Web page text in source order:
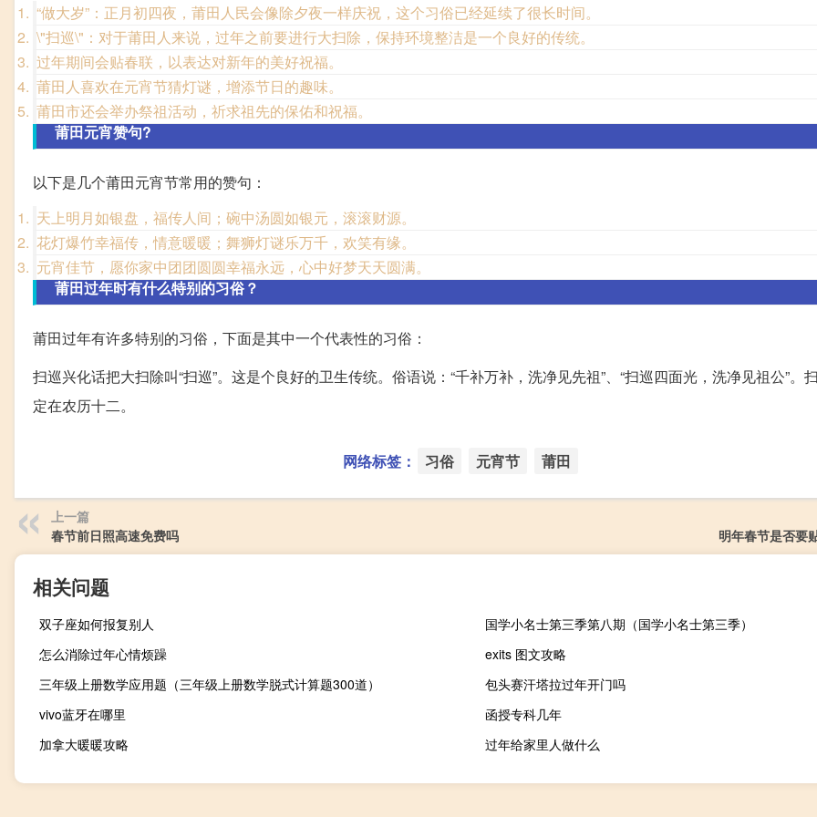
“做大岁”：正月初四夜，莆田人民会像除夕夜一样庆祝，这个习俗已经延续了很长时间。
\"扫巡\"：对于莆田人来说，过年之前要进行大扫除，保持环境整洁是一个良好的传统。
过年期间会贴春联，以表达对新年的美好祝福。
莆田人喜欢在元宵节猜灯谜，增添节日的趣味。
莆田市还会举办祭祖活动，祈求祖先的保佑和祝福。
莆田元宵赞句?
以下是几个莆田元宵节常用的赞句：
天上明月如银盘，福传人间；碗中汤圆如银元，滚滚财源。
花灯爆竹幸福传，情意暖暖；舞狮灯谜乐万千，欢笑有缘。
元宵佳节，愿你家中团团圆圆幸福永远，心中好梦天天圆满。
莆田过年时有什么特别的习俗？
莆田过年有许多特别的习俗，下面是其中一个代表性的习俗：
扫巡兴化话把大扫除叫“扫巡”。这是个良好的卫生传统。俗语说：“千补万补，洗净见先祖”、“扫巡四面光，洗净见祖公”。
定在农历十二。
网络标签： 习俗 元宵节 莆田
上一篇
春节前日照高速免费吗
明年春节是否要
相关问题
双子座如何报复别人
国学小名士第三季第八期（国学小名士第三季）
怎么消除过年心情烦躁
exits 图文攻略
三年级上册数学应用题（三年级上册数学脱式计算题300道）
包头赛汗塔拉过年开门吗
vivo蓝牙在哪里
函授专科几年
加拿大暖暖攻略
过年给家里人做什么